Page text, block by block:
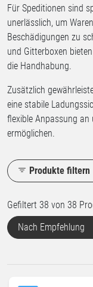
Für Speditionen sind
unerlässlich, um
Beschädigungen zu
und Gitterboxen
die Handhabung.
Zusätzlich
eine stabile
flexible Anpassung
ermöglichen.
Produkte filtern
Gefiltert 38 von 38
Nach Empfehlung